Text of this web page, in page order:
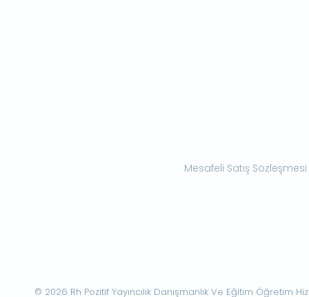
Mesafeli Satış Sözleşmesi
© 2026 Rh Pozitif Yayıncılık Danışmanlık Ve Eğitim Öğretim